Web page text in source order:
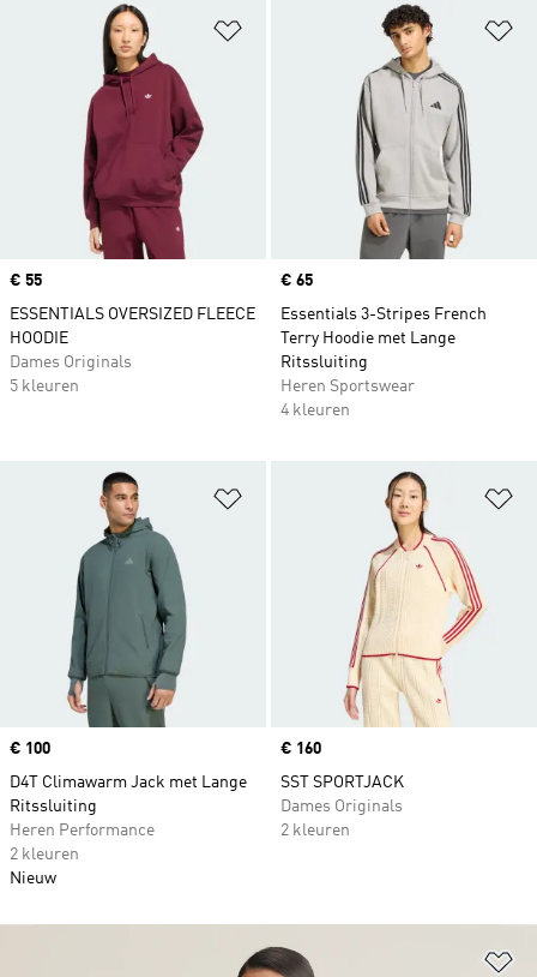
Op verlanglijst zetten
Price
€ 55
ESSENTIALS OVERSIZED FLEECE
HOODIE
Dames Originals
5 kleuren
Price
€ 65
Essentials 3-Stripes French
Terry Hoodie met Lange
Ritssluiting
Heren Sportswear
4 kleuren
Op verlanglijst zetten
Price
€ 100
D4T Climawarm Jack met Lange
Ritssluiting
Heren Performance
2 kleuren
Nieuw
Price
€ 160
SST SPORTJACK
Dames Originals
2 kleuren